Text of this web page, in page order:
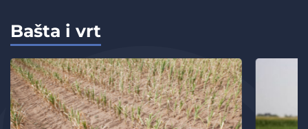
Bašta i vrt